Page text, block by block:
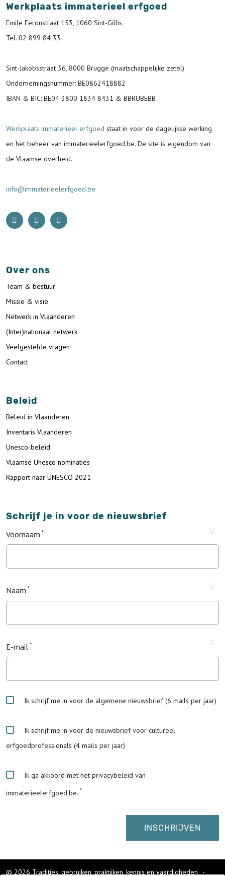
Werkplaats immaterieel erfgoed
Emile Feronstraat 153, 1060 Sint-Gillis
Tel. 02 899 84 33
Sint-Jakobsstraat 36, 8000 Brugge (maatschappelijke zetel)
Ondernemingsnummer: BE0862418882
IBAN & BIC: BE04 3800 1834 8431 & BBRUBEBB
Werkplaats immaterieel erfgoed staat in voor de dagelijkse werking
en het beheer van immaterieelerfgoed.be. De site is eigendom van
de Vlaamse overheid.
info@immaterieelerfgoed.be
Over ons
Team & bestuur
Missie & visie
Netwerk in Vlaanderen
(Inter)nationaal netwerk
Veelgestelde vragen
Contact
Beleid
Beleid in Vlaanderen
Inventaris Vlaanderen
Unesco-beleid
Vlaamse Unesco nominaties
Rapport naar UNESCO 2021
Schrijf je in voor de nieuwsbrief
Voornaam
Naam
E-mail
Ik schrijf me in voor de algemene nieuwsbrief (6 mails per jaar)
Ik schrijf me in voor de nieuwsbrief voor cultureel
erfgoedprofessionals (4 mails per jaar)
Ik ga akkoord met het privacybeleid van
immaterieelerfgoed.be.
© 2026 Tradities, gebruiken, praktijken, kennis en vaardigheden -